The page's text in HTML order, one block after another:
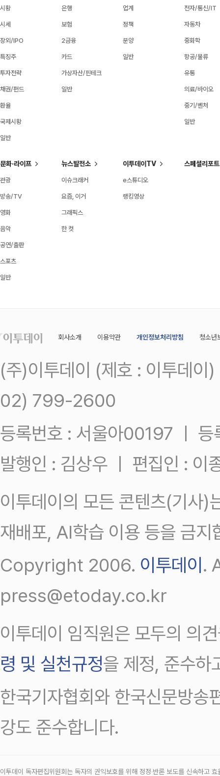
시황
시세
장외/IPO
특징주
투자전략
채권/펀드
환율
국제시황
일반
은행
보험
2금융
카드
가상자산/핀테크
일반
업계
정책
분양
일반
전자/통신/IT
자동차
중화학
항공/물류
유통
의료/바이오
중기/벤처
일반
문화·라이프
관광
방송/TV
영화
음악
공연/출판
스포츠
일반
뉴스발전소
이슈크래커
요즘, 이거
그래픽스
한 컷
이투데이TV
e스튜디오
랭킹영상
스페셜리포트
회사소개 이용약관 개인정보처리방침 청소년
(주)이투데이 (제호 : 이투데
02) 799-2600
등록번호 : 서울아00197 ㅣ
발행인 : 김상우 ㅣ 편집인 : 이
이투데이의 모든 콘텐츠(기사)
재배포, AI학습 이용 등을 금지
Copyright 2006. 이투데이.
press@etoday.co.kr
이투데이 임직원은 모두의 의
령 및 실천규정을 제정, 준수하
한국기자협회와 한국신문방송
강도 준수합니다.
이투데이 독자편집위원회는 독자의 권익보호를 위해 정정‧반론 보도를 신속하고